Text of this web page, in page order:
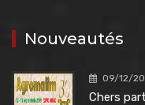
Nouveautés
09/12/
Chers